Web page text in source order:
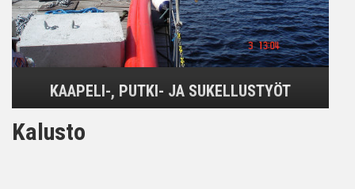
KAAPELI-, PUTKI- JA SUKELLUSTYÖT
Kalusto